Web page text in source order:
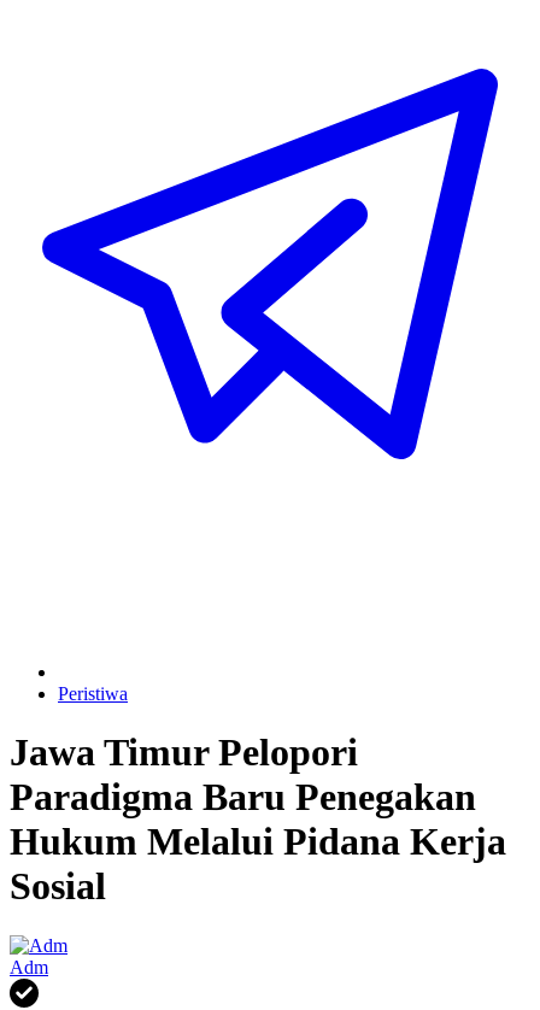
Peristiwa
Jawa Timur Pelopori
Paradigma Baru Penegakan
Hukum Melalui Pidana Kerja
Sosial
Adm